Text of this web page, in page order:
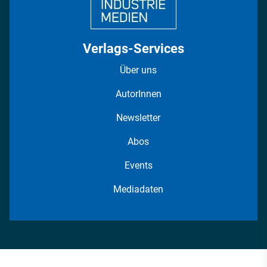
Verlags-Services
Über uns
AutorInnen
Newsletter
Abos
Events
Mediadaten